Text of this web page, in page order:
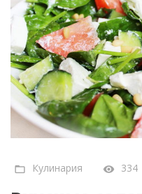
Кулинария 334